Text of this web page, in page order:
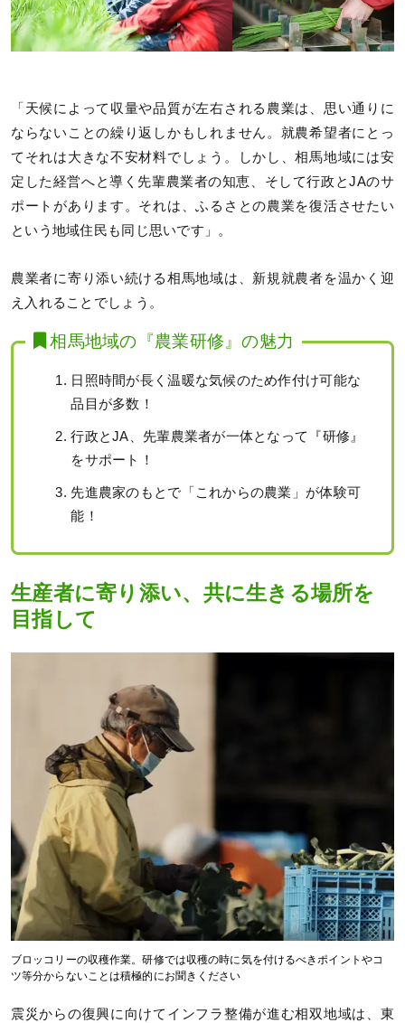
「天候によって収量や品質が左右される農業は、思い通りに
ならないことの繰り返しかもしれません。就農希望者にとっ
てそれは大きな不安材料でしょう。しかし、相馬地域には安
定した経営へと導く先輩農業者の知恵、そして行政とJAのサ
ポートがあります。それは、ふるさとの農業を復活させたい
という地域住民も同じ思いです」。
農業者に寄り添い続ける相馬地域は、新規就農者を温かく迎
え入れることでしょう。
相馬地域の『農業研修』の魅力
日照時間が長く温暖な気候のため作付け可能な
品目が多数！
行政とJA、先輩農業者が一体となって『研修』
をサポート！
先進農家のもとで「これからの農業」が体験可
能！
生産者に寄り添い、共に生きる場所を
目指して
ブロッコリーの収穫作業。研修では収穫の時に気を付けるべきポイントやコ
ツ等分からないことは積極的にお聞きください
震災からの復興に向けてインフラ整備が進む相双地域は、東